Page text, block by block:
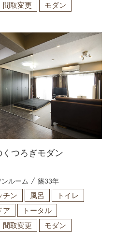
間取変更 モダン
つろぎモダン
ルーム 築33年
チン 風呂
トイレ
ア
トータル
間取変更
モダン